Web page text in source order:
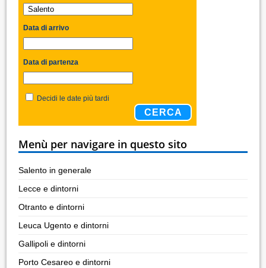
Data di arrivo
Data di partenza
Decidi le date più tardi
CERCA
Menù per navigare in questo sito
Salento in generale
Lecce e dintorni
Otranto e dintorni
Leuca Ugento e dintorni
Gallipoli e dintorni
Porto Cesareo e dintorni